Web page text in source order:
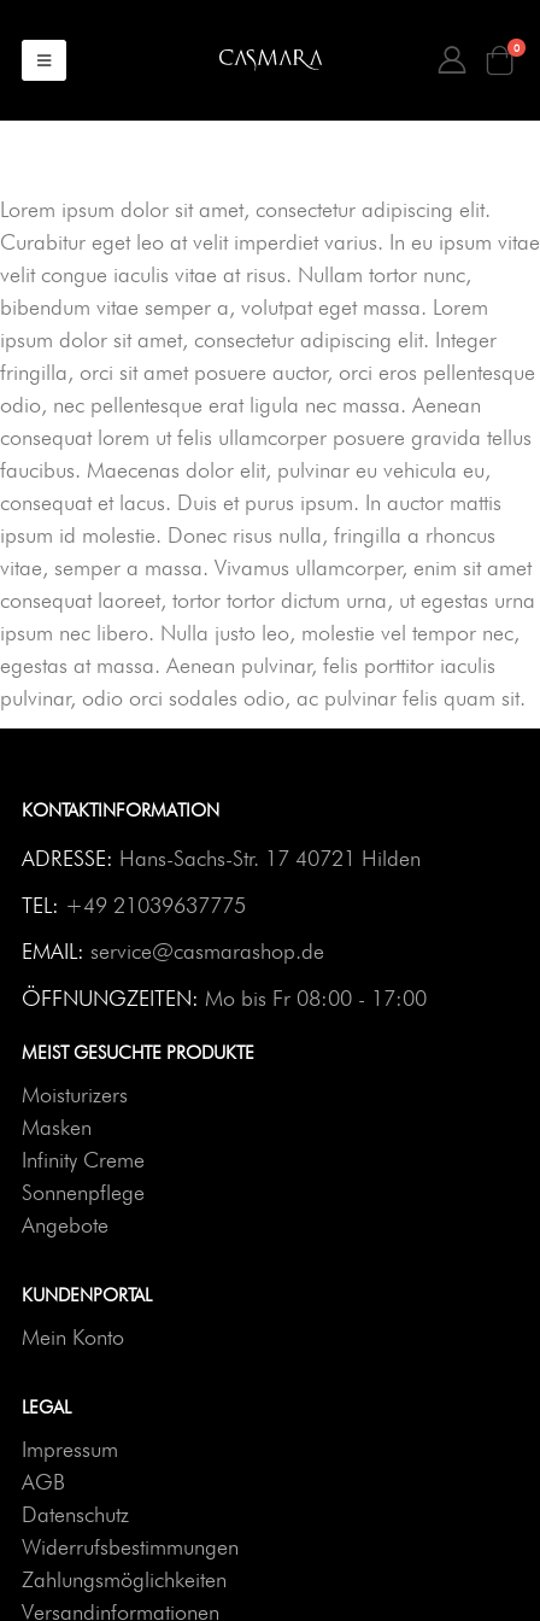
0
Lorem ipsum dolor sit amet, consectetur adipiscing elit.
Curabitur eget leo at velit imperdiet varius. In eu ipsum vitae
velit congue iaculis vitae at risus. Nullam tortor nunc,
bibendum vitae semper a, volutpat eget massa. Lorem
ipsum dolor sit amet, consectetur adipiscing elit. Integer
fringilla, orci sit amet posuere auctor, orci eros pellentesque
odio, nec pellentesque erat ligula nec massa. Aenean
consequat lorem ut felis ullamcorper posuere gravida tellus
faucibus. Maecenas dolor elit, pulvinar eu vehicula eu,
consequat et lacus. Duis et purus ipsum. In auctor mattis
ipsum id molestie. Donec risus nulla, fringilla a rhoncus
vitae, semper a massa. Vivamus ullamcorper, enim sit amet
consequat laoreet, tortor tortor dictum urna, ut egestas urna
ipsum nec libero. Nulla justo leo, molestie vel tempor nec,
egestas at massa. Aenean pulvinar, felis porttitor iaculis
pulvinar, odio orci sodales odio, ac pulvinar felis quam sit.
KONTAKTINFORMATION
ADRESSE: Hans-Sachs-Str. 17 40721 Hilden
TEL: +49 21039637775
EMAIL: service@casmarashop.de
ÖFFNUNGZEITEN: Mo bis Fr 08:00 - 17:00
MEIST GESUCHTE PRODUKTE
Moisturizers
Masken
Infinity Creme
Sonnenpflege
Angebote
KUNDENPORTAL
Mein Konto
LEGAL
Impressum
AGB
Datenschutz
Widerrufsbestimmungen
Zahlungsmöglichkeiten
Versandinformationen